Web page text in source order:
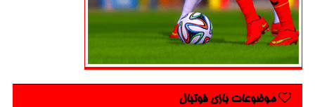
موضوعات بازی فوتبال